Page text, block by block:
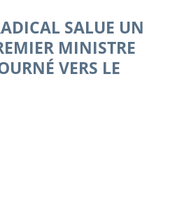
SALUE UN
MINISTRE
VERS LE